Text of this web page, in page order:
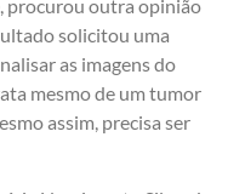
procurou outra opinião
solicitou uma
as imagens do
mesmo de um tumor
assim, precisa ser